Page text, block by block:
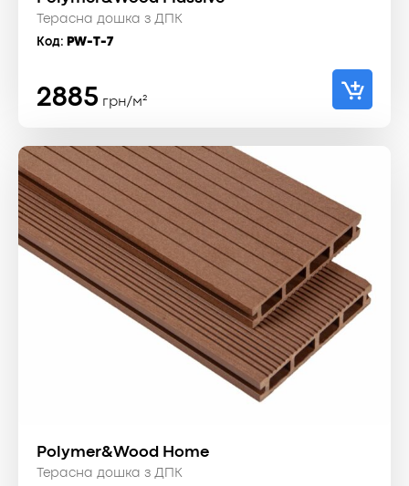
Терасна дошка з ДПК
Код: PW-T-7
2885 грн/м²
Polymer&Wood Home
Терасна дошка з ДПК